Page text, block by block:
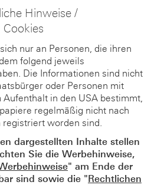
Hinweise /
Cookies
nur an Personen, die ihren
folgend jeweils
Die Informationen sind nicht
oder Personen mit
in den USA bestimmt,
regelmäßig nicht nach
worden sind.
dargestellten Inhalte stellen
Sie die Werbehinweise,
" am Ende der
sind sowie die "Rechtlichen